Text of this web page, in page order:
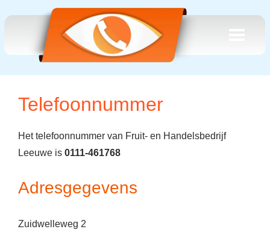
Telefoonnummer
Het telefoonnummer van Fruit- en Handelsbedrijf
Leeuwe is 0111-461768
Adresgegevens
Zuidwelleweg 2